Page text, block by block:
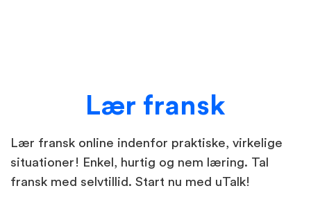
Lær fransk
Lær fransk online indenfor praktiske, virkelige
situationer! Enkel, hurtig og nem læring. Tal
fransk med selvtillid. Start nu med uTalk!